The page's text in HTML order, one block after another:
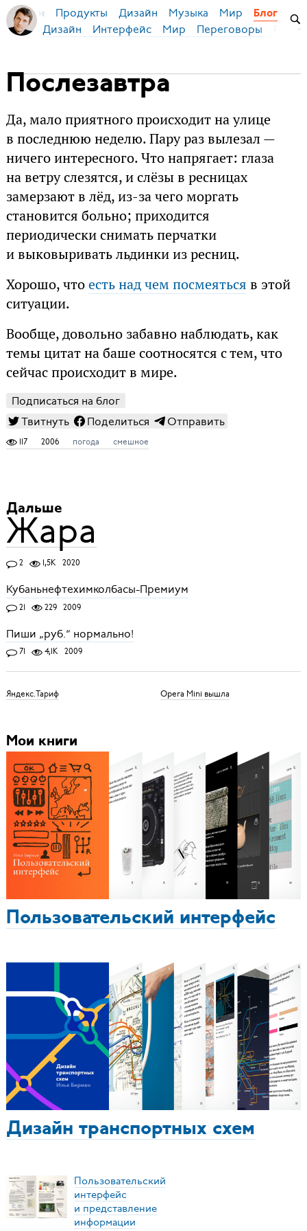
Бирман Продукты Дизайн Музыка Мир Блог
Дизайн Интерфейс Мир Переговоры
Послезавтра
Да, мало приятного происходит на улице
в последнюю неделю. Пару раз вылезал —
ничего интересного. Что напрягает: глаза
на ветру слезятся, и слёзы в ресницах
замерзают в лёд, из-за чего моргать
становится больно; приходится
периодически снимать перчатки
и выковыривать льдинки из ресниц.
Хорошо, чтоесть над чем посмеяться в этой
ситуации.
Вообще, довольно забавно наблюдать, как
темы цитат на баше соотносятся с тем, что
сейчас происходит в мире.
Подписаться на блог
Твитнуть
Поделиться Отправить
117 2006 погода смешное
Дальше
Жара
2 1,5K 2020
Кубаньнефтехимколбасы-Премиум
21 229 2009
Пиши „руб.“ нормально!
71 4,1K 2009
Яндекс.Тариф Opera Mini вышла
Мои книги
Пользовательский интерфейс
Дизайн транспортных схем
Пользовательский
интерфейс
и представление
информации